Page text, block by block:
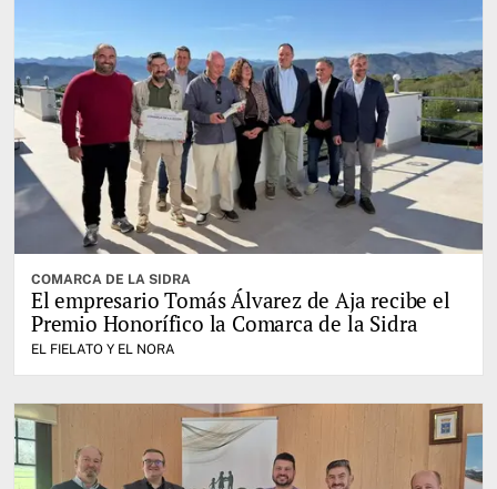
COMARCA DE LA SIDRA
El empresario Tomás Álvarez de Aja recibe el
Premio Honorífico la Comarca de la Sidra
EL FIELATO Y EL NORA